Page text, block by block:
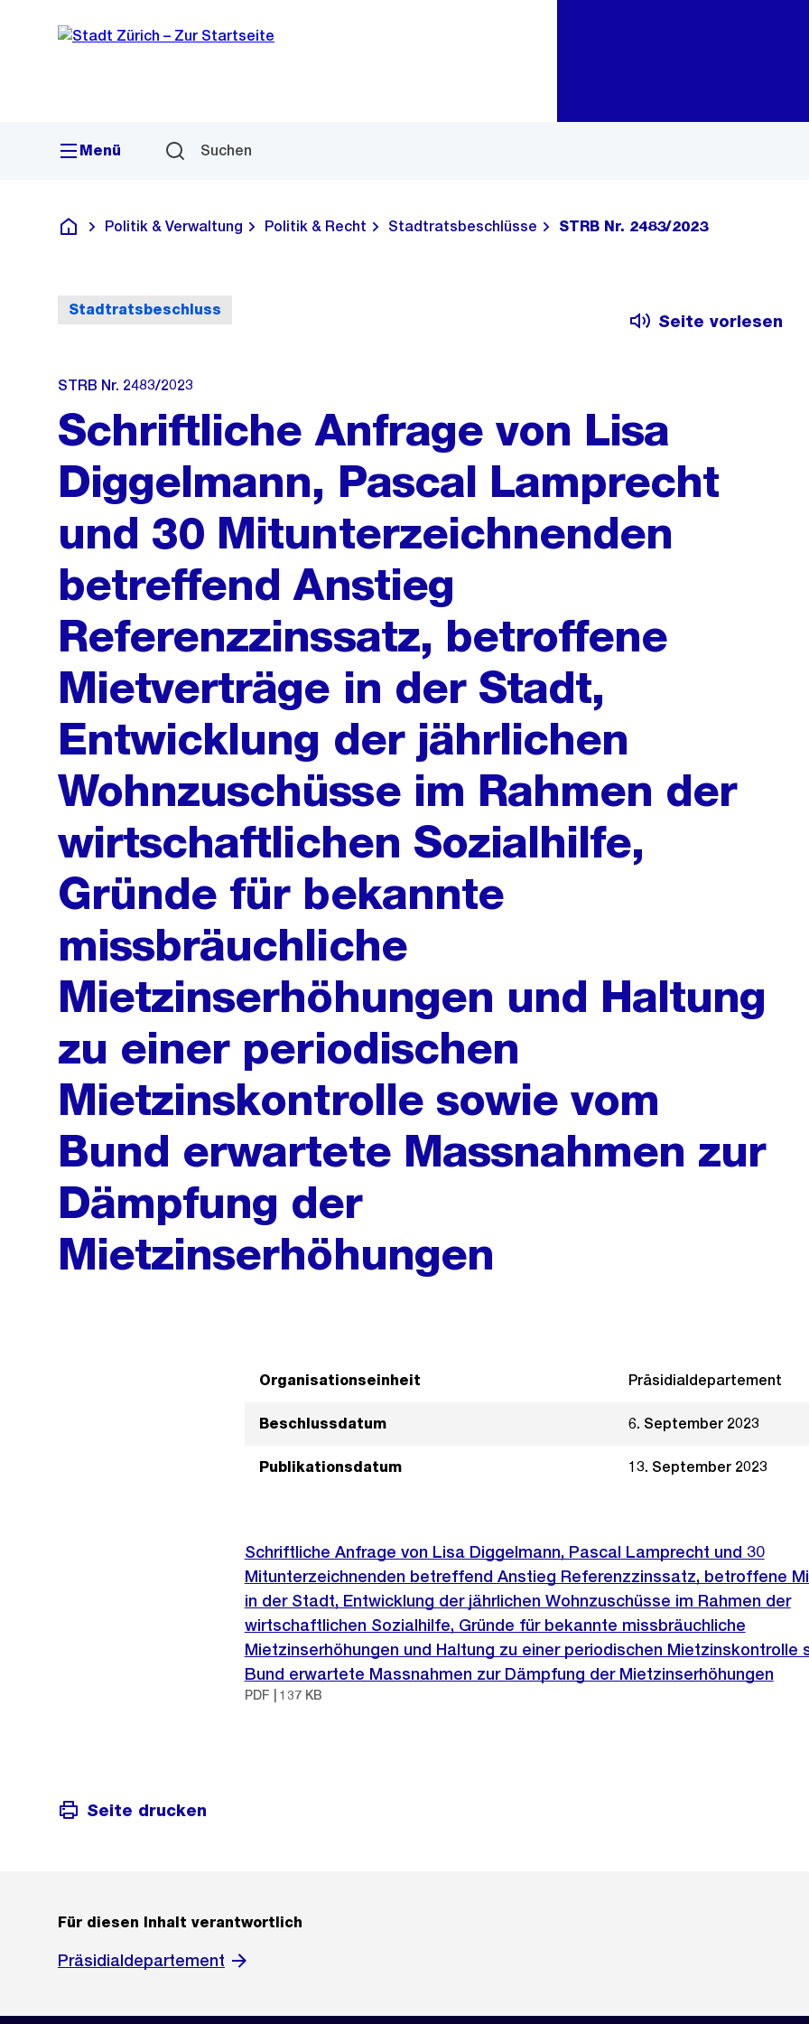
Navigation
Sprunglink
Menü Suchen
Deutsch
Politik & Verwaltung Politik & Recht Stadtratsbeschlüsse STRB Nr. 2483/2023
Stadtratsbeschluss
Seite vorlesen
STRB Nr. 2483/2023
Schriftliche Anfrage von Lisa
Diggelmann, Pascal Lamprecht
und 30 Mitunterzeichnenden
betreffend Anstieg
Referenzzinssatz, betroffene
Mietverträge in der Stadt,
Entwicklung der jährlichen
Wohnzuschüsse im Rahmen der
wirtschaftlichen Sozialhilfe,
Gründe für bekannte
missbräuchliche
Mietzinserhöhungen und Haltung
zu einer periodischen
Mietzinskontrolle sowie vom
Bund erwartete Massnahmen zur
Dämpfung der
Mietzinserhöhungen
Organisationseinheit Präsidialdepartement
Beschlussdatum 6. September 2023
Publikationsdatum 13. September 2023
Schriftliche Anfrage von Lisa Diggelmann, Pascal Lamprecht und 30
Mitunterzeichnenden betreffend Anstieg Referenzzinssatz, betroffene
in der Stadt, Entwicklung der jährlichen Wohnzuschüsse im Rahmen der
wirtschaftlichen Sozialhilfe, Gründe für bekannte missbräuchliche
Mietzinserhöhungen und Haltung zu einer periodischen Mietzinskontrolle
Bund erwartete Massnahmen zur Dämpfung der Mietzinserhöhungen
PDF | 137 KB
Seite drucken
Für diesen Inhalt verantwortlich
Präsidialdepartement